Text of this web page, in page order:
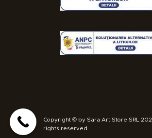
Copyright © by Sara Art Store SRL
rights reserved.